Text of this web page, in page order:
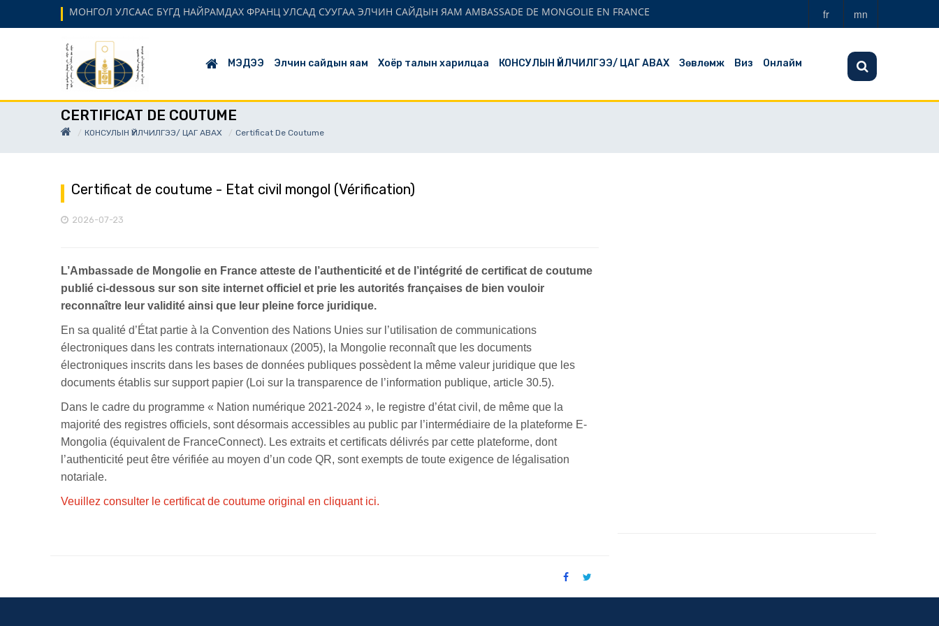
МОНГОЛ УЛСААС БҮГД НАЙРАМДАХ ФРАНЦ УЛСАД СУУГАА ЭЛЧИН САЙДЫН ЯАМ AMBASSADE DE MONGOLIE EN FRANCE fr mn
МЭДЭЭ Элчин сайдын яам Хоёр талын харилцаа КОНСУЛЫН ҮЙЛЧИЛГЭЭ/ ЦАГ АВАХ Зөвлөмж Виз Онлайм
CERTIFICAT DE COUTUME
КОНСУЛЫН ҮЙЛЧИЛГЭЭ/ ЦАГ АВАХ Certificat De Coutume
Certificat de coutume - Etat civil mongol (Vérification)
2026-07-23
L’Ambassade de Mongolie en France atteste de l’authenticité et de l’intégrité de certificat de coutume
publié ci-dessous sur son site internet officiel et prie les autorités françaises de bien vouloir
reconnaître leur validité ainsi que leur pleine force juridique.
En sa qualité d’État partie à la Convention des Nations Unies sur l’utilisation de communications
électroniques dans les contrats internationaux (2005), la Mongolie reconnaît que les documents
électroniques inscrits dans les bases de données publiques possèdent la même valeur juridique que les
documents établis sur support papier (Loi sur la transparence de l’information publique, article 30.5).
Dans le cadre du programme « Nation numérique 2021-2024 », le registre d’état civil, de même que la
majorité des registres officiels, sont désormais accessibles au public par l’intermédiaire de la plateforme E-
Mongolia (équivalent de FranceConnect). Les extraits et certificats délivrés par cette plateforme, dont
l’authenticité peut être vérifiée au moyen d’un code QR, sont exempts de toute exigence de légalisation
notariale.
Veuillez consulter le certificat de coutume original en cliquant ici.